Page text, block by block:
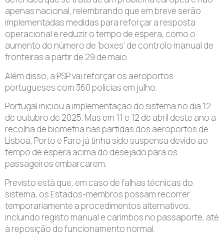
apenas nacional, relembrando que em breve serão
implementadas medidas para reforçar a resposta
operacional e reduzir o tempo de espera, como o
aumento do número de ‘boxes’ de controlo manual de
fronteiras a partir de 29 de maio.
Além disso, a PSP vai reforçar os aeroportos
portugueses com 360 polícias em julho.
Portugal iniciou a implementação do sistema no dia 12
de outubro de 2025. Mas em 11 e 12 de abril deste ano a
recolha de biometria nas partidas dos aeroportos de
Lisboa, Porto e Faro já tinha sido suspensa devido ao
tempo de espera acima do desejado para os
passageiros embarcarem.
Previsto está que, em caso de falhas técnicas do
sistema, os Estados-membros possam recorrer
temporariamente a procedimentos alternativos,
incluindo registo manual e carimbos no passaporte, até
à reposição do funcionamento normal.